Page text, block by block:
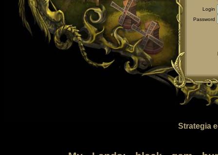
Login
Password
Strategia